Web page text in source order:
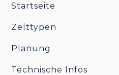
Startseite
Zelttypen
Planung
Technische Infos